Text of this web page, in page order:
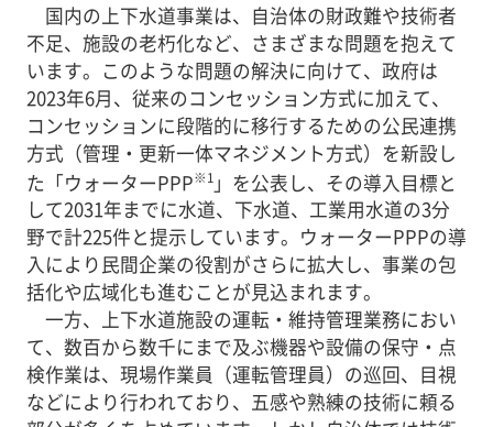
国内の上下水道事業は、自治体の財政難や技術者
不足、施設の老朽化など、さまざまな問題を抱えて
います。このような問題の解決に向けて、政府は
2023年6月、従来のコンセッション方式に加えて、
コンセッションに段階的に移行するための公民連携
方式（管理・更新一体マネジメント方式）を新設し
た「ウォーターPPP※1」を公表し、その導入目標と
して2031年までに水道、下水道、工業用水道の3分
野で計225件と提示しています。ウォーターPPPの導
入により民間企業の役割がさらに拡大し、事業の包
括化や広域化も進むことが見込まれます。
一方、上下水道施設の運転・維持管理業務におい
て、数百から数千にまで及ぶ機器や設備の保守・点
検作業は、現場作業員（運転管理員）の巡回、目視
などにより行われており、五感や熟練の技術に頼る